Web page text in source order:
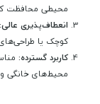
محیطی محافظت
انعطاف‌پذیری عالی:
کوچک یا
کاربرد گسترده:
محیط‌های خانگی